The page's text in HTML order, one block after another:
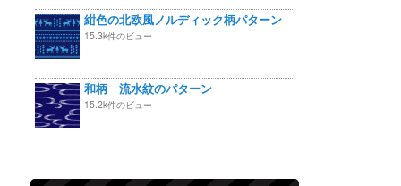
紺色の北欧風ノルディック柄パターン
15.3k件のビュー
和柄 流水紋のパターン
15.2k件のビュー